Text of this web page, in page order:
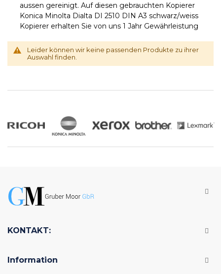
aussen gereinigt. Auf diesen gebrauchten Kopierer
Konica Minolta Dialta DI 2510 DIN A3 schwarz/weiss
Kopierer erhalten Sie von uns 1 Jahr Gewährleistung
Leider können wir keine passenden Produkte zu ihrer
Auswahl finden.
KONTAKT:
Information